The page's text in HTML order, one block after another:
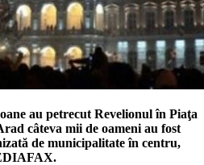
au petrecut Revelionul în Piaţa
câteva mii de oameni au fost
de municipalitate în centru,